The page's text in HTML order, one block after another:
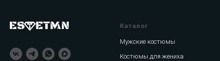
Каталог
Мужские костюмы
Костюмы для жениха